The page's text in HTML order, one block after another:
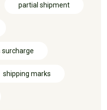
partial shipment
surcharge
shipping marks